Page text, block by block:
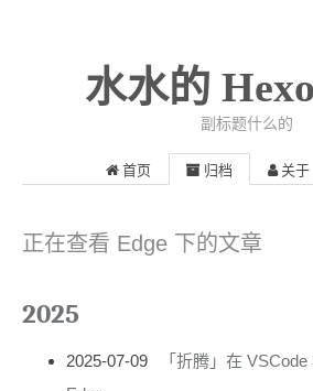
水水的
副标题什么的
首页 归档 关于
正在查看 Edge 下的文章
2025
2025-07-09
「折腾」在